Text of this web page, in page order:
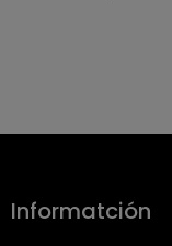
Informatción